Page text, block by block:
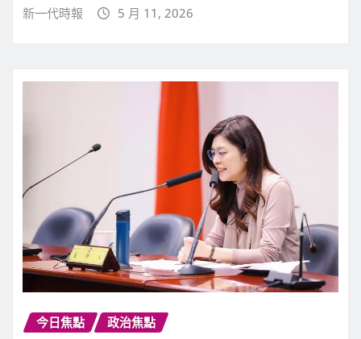
新一代時報 5 月 11, 2026
今日焦點 政治焦點